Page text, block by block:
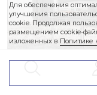
TROPICAL
Для обеспечения
улучшения
cookie. Продолжая
размещением cookie-
изложенных в Политике